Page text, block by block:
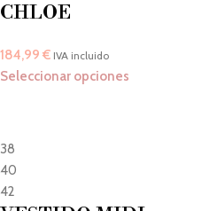
CHLOE
184,99 € IVA incluido
Seleccionar opciones
38
40
42